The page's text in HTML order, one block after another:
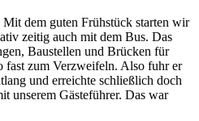
dem guten Frühstück starten wir
zeitig auch mit dem Bus. Das
Baustellen und Brücken für
fast zum Verzweifeln. Also fuhr er
und erreichte schließlich doch
unserem Gästeführer. Das war